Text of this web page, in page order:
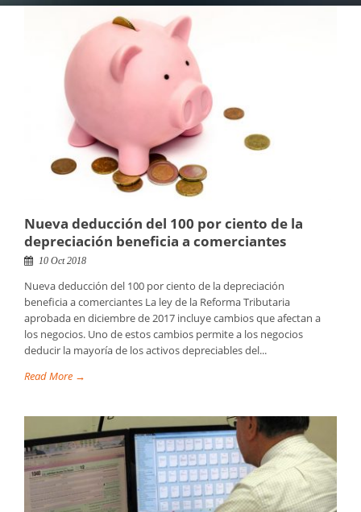
Nueva deducción del 100 por ciento de la
depreciación beneficia a comerciantes
10 Oct 2018
Nueva deducción del 100 por ciento de la depreciación
beneficia a comerciantes La ley de la Reforma Tributaria
aprobada en diciembre de 2017 incluye cambios que afectan a
los negocios. Uno de estos cambios permite a los negocios
deducir la mayoría de los activos depreciables del...
Read More →